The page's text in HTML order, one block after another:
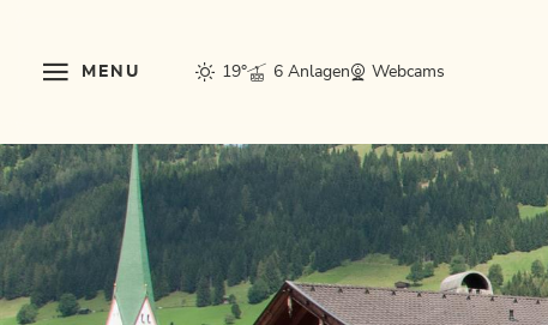
MENU 19° 6 Anlagen Webcams